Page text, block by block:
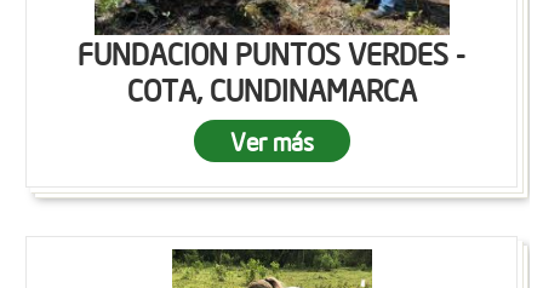
FUNDACION PUNTOS VERDES -
COTA, CUNDINAMARCA
Ver más